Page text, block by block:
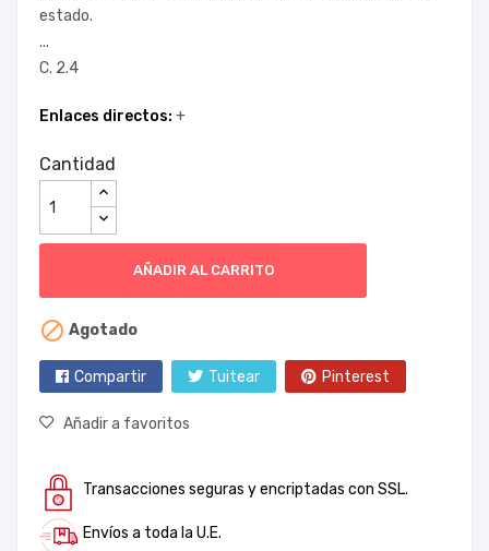
estado.
...
C. 2.4
Enlaces directos: +
Cantidad
AÑADIR AL CARRITO
 Agotado
Compartir Tuitear Pinterest
Añadir a favoritos
Transacciones seguras y encriptadas con SSL.
Envíos a toda la U.E.